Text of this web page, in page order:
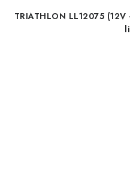
TRIATHLON LL12075